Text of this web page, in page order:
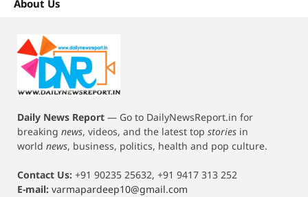
About Us
Daily News Report — Go to DailyNewsReport.in for
breaking news, videos, and the latest top stories in
world news, business, politics, health and pop culture.
Contact Us: +91 90235 25632, +91 9417 313 252
E-mail: varmapardeep10@gmail.com